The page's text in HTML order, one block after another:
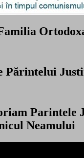
Părintelui
Parintele
Neamului